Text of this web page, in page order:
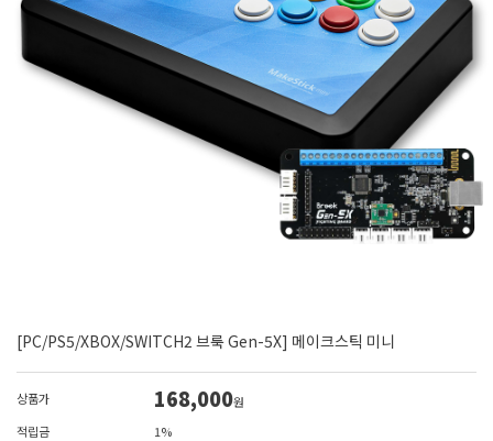
[PC/PS5/XBOX/SWITCH2 브룩 Gen-5X] 메이크스틱 미니
상품가 168,000원
적립금
1%